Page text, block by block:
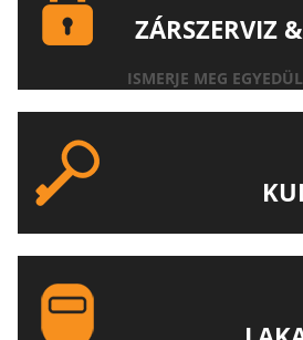
ZÁRSZERVIZ
ISMERJE MEG